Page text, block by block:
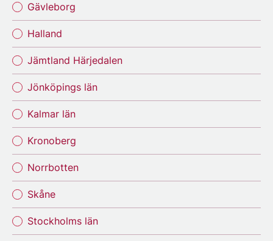
Gävleborg
Halland
Jämtland Härjedalen
Jönköpings län
Kalmar län
Kronoberg
Norrbotten
Skåne
Stockholms län